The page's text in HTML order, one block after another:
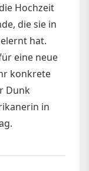
Hochzeit
die sie in
hat.
eine neue
konkrete
Dunk
in